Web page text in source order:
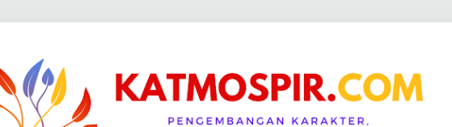
Langsung ke konten utama